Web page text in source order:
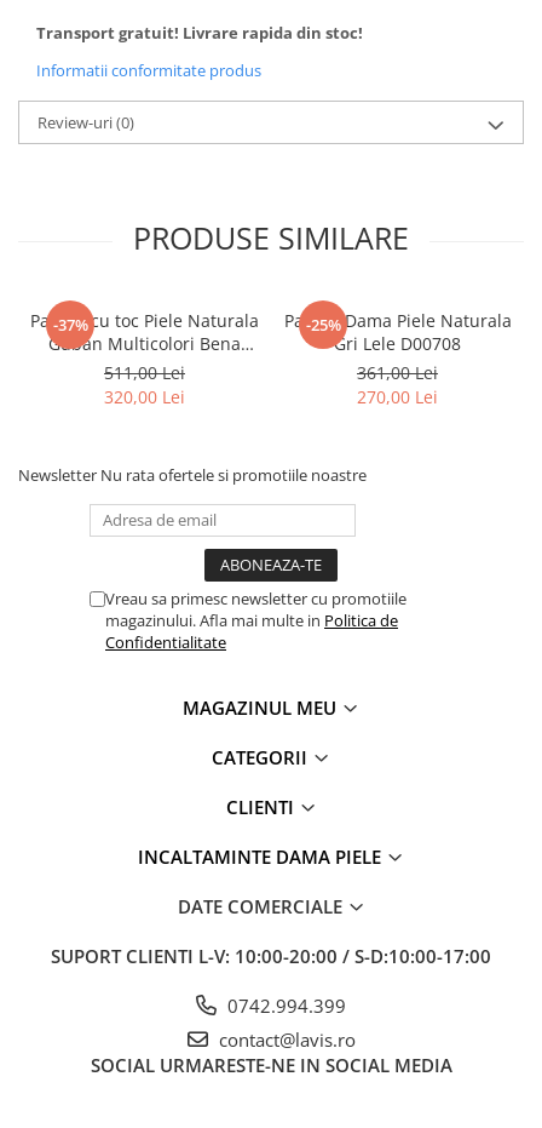
Transport gratuit! Livrare rapida din stoc!
Informatii conformitate produs
Review-uri(0)
PRODUSE SIMILARE
-37%
Pantofi cu toc Piele Naturala
Guban Multicolori Bena
D00646
511,00 Lei
320,00 Lei
-25%
Pantofi Dama Piele Naturala
Gri Lele D00708
361,00 Lei
270,00 Lei
Newsletter Nu rata ofertele si promotiile noastre
Vreau sa primesc newsletter cu promotiile
magazinului. Afla mai multe in Politica de
Confidentialitate
MAGAZINUL MEU
CATEGORII
CLIENTI
INCALTAMINTE DAMA PIELE
DATE COMERCIALE
SUPORT CLIENTI L-V: 10:00-20:00 / S-D:10:00-17:00
0742.994.399
contact@lavis.ro
SOCIAL URMARESTE-NE IN SOCIAL MEDIA